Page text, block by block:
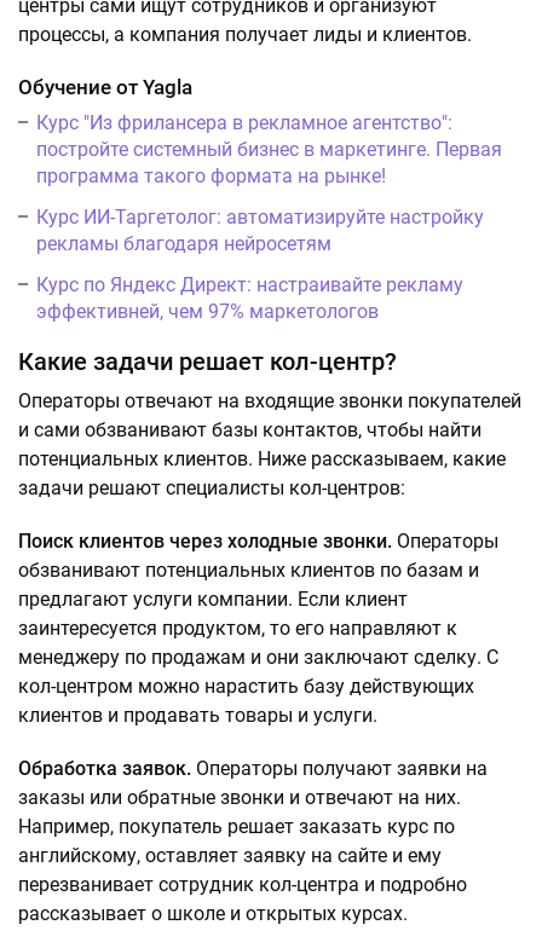
центры сами ищут сотрудников и организуют
процессы, а компания получает лиды и клиентов.
Обучение от Yagla
Курс "Из фрилансера в рекламное агентство":
постройте системный бизнес в маркетинге. Первая
программа такого формата на рынке!
Курс ИИ-Таргетолог: автоматизируйте настройку
рекламы благодаря нейросетям
Курс по Яндекс Директ: настраивайте рекламу
эффективней, чем 97% маркетологов
Какие задачи решает кол-центр?
Операторы отвечают на входящие звонки покупателей
и сами обзванивают базы контактов, чтобы найти
потенциальных клиентов. Ниже рассказываем, какие
задачи решают специалисты кол-центров:
Поиск клиентов через холодные звонки. Операторы
обзванивают потенциальных клиентов по базам и
предлагают услуги компании. Если клиент
заинтересуется продуктом, то его направляют к
менеджеру по продажам и они заключают сделку. С
кол-центром можно нарастить базу действующих
клиентов и продавать товары и услуги.
Обработка заявок. Операторы получают заявки на
заказы или обратные звонки и отвечают на них.
Например, покупатель решает заказать курс по
английскому, оставляет заявку на сайте и ему
перезванивает сотрудник кол-центра и подробно
рассказывает о школе и открытых курсах.